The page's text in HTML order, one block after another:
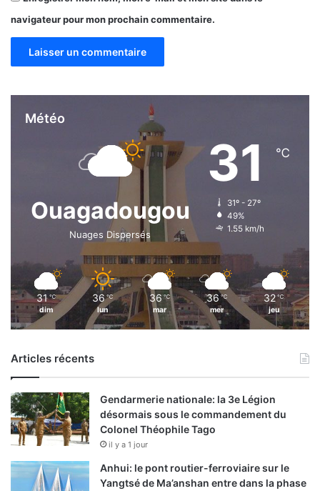
t
i
o
navigateur pour mon prochain commentaire.
Météo
Ouagadougou
Nuages Dispersés
31 ℃
31º - 27º
49%
1.55 km/h
31 ℃
dim
36 ℃
lun
36 ℃
mar
36 ℃
mer
32 ℃
jeu
Articles récents
Gendarmerie nationale: la 3e Légion
désormais sous le commandement du
Colonel Théophile Tago
il y a 1 jour
Anhui: le pont routier-ferroviaire sur le
Yangtsé de Ma’anshan entre dans la phase